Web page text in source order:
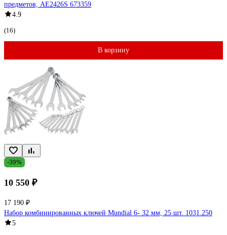
предметов, AE2426S 673359
4.9
(16)
В корзину
-39%
10 550 ₽
17 190 ₽
Набор комбинированных ключей Mundial 6- 32 мм, 25 шт. 1031.250
5